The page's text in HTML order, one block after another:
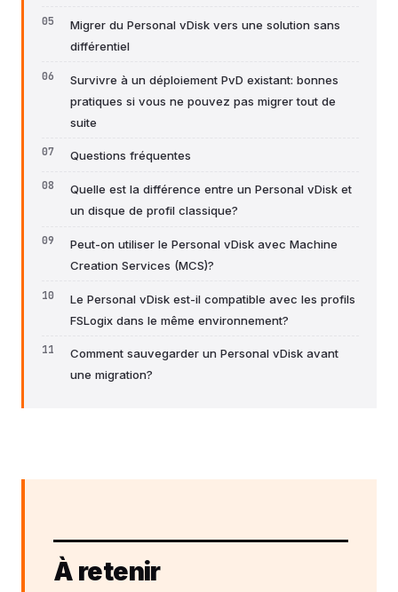
Migrer du Personal vDisk vers une solution sans
différentiel
Survivre à un déploiement PvD existant: bonnes
pratiques si vous ne pouvez pas migrer tout de
suite
Questions fréquentes
Quelle est la différence entre un Personal vDisk et
un disque de profil classique?
Peut-on utiliser le Personal vDisk avec Machine
Creation Services (MCS)?
Le Personal vDisk est-il compatible avec les profils
FSLogix dans le même environnement?
Comment sauvegarder un Personal vDisk avant
une migration?
À retenir